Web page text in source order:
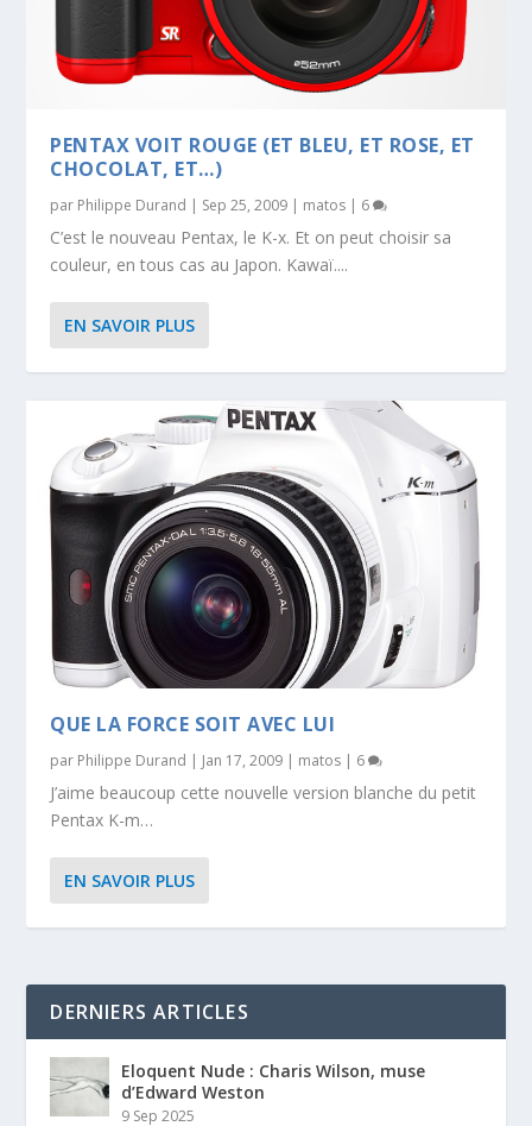
PENTAX VOIT ROUGE (ET BLEU, ET ROSE, ET
CHOCOLAT, ET…)
par Philippe Durand | Sep 25, 2009 | matos | 6
C’est le nouveau Pentax, le K-x. Et on peut choisir sa
couleur, en tous cas au Japon. Kawaï....
EN SAVOIR PLUS
QUE LA FORCE SOIT AVEC LUI
par Philippe Durand | Jan 17, 2009 | matos | 6
J’aime beaucoup cette nouvelle version blanche du petit
Pentax K-m…
EN SAVOIR PLUS
DERNIERS ARTICLES
Eloquent Nude : Charis Wilson, muse
d’Edward Weston
9 Sep 2025